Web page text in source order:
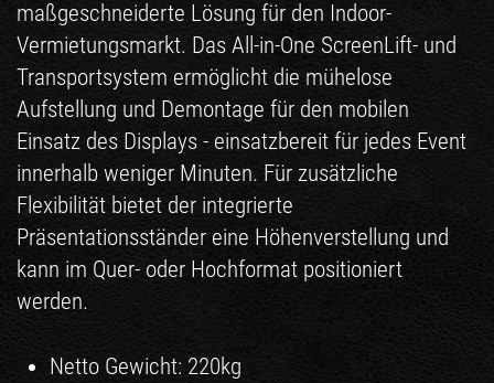
maßgeschneiderte Lösung für den Indoor-
Vermietungsmarkt. Das All-in-One ScreenLift- und
Transportsystem ermöglicht die mühelose
Aufstellung und Demontage für den mobilen
Einsatz des Displays - einsatzbereit für jedes Event
innerhalb weniger Minuten. Für zusätzliche
Flexibilität bietet der integrierte
Präsentationsständer eine Höhenverstellung und
kann im Quer- oder Hochformat positioniert
werden.
Netto Gewicht: 220kg